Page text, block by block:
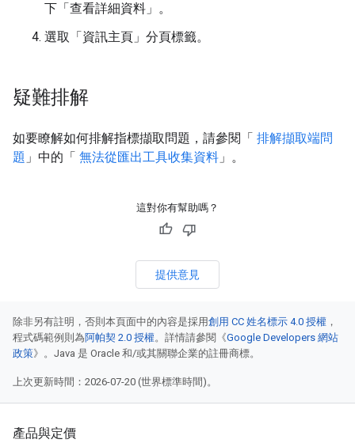
下「查看詳細資料」 。
選取「資訊主頁」 分頁標籤。
疑難排解
如要瞭解如何排解指標擷取問題，請參閱「 排解擷取端問
題 」中的「 無法從匯出工具收集資料 」。
這對你有幫助嗎？
提供意見
除非另有註明，否則本頁面中的內容是採用創用 CC 姓名標示 4.0 授權 ，
程式碼範例則為阿帕契 2.0 授權。詳情請參閱《Google Developers 網站
政策》。Java 是 Oracle 和/或其關聯企業的註冊商標。
上次更新時間：2026-07-20 (世界標準時間)。
產品與定價